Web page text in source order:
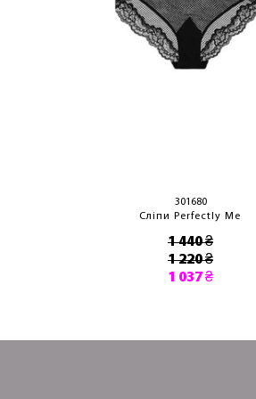
301680
Сліпи Perfectly Me
1 440 ₴
1 220 ₴
1 037 ₴